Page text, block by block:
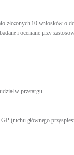
złożonych 10 wniosków o
i oceniane przy
w przetargu.
(ruchu głównego